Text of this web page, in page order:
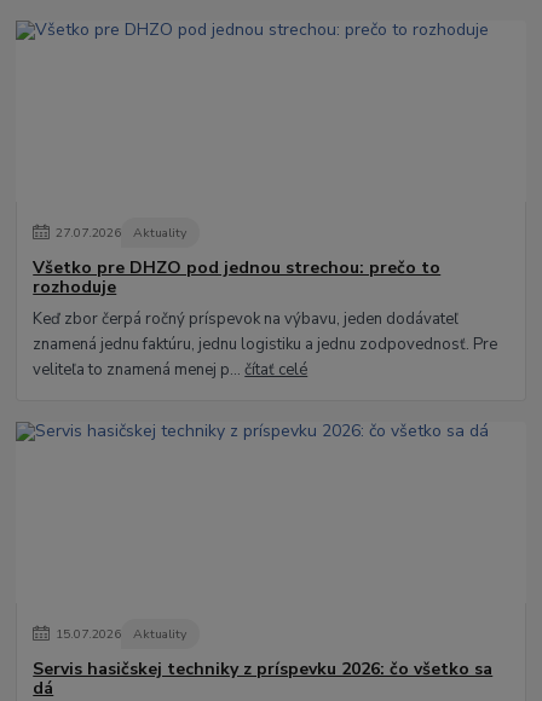
27.07.2026 Aktuality
Všetko pre DHZO pod jednou strechou: prečo to
rozhoduje
Keď zbor čerpá ročný príspevok na výbavu, jeden dodávateľ
znamená jednu faktúru, jednu logistiku a jednu zodpovednosť. Pre
veliteľa to znamená menej p...čítať celé
15.07.2026 Aktuality
Servis hasičskej techniky z príspevku 2026: čo všetko sa
dá